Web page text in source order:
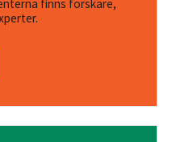
finns forskare,